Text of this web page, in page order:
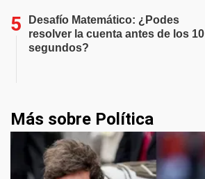
Desafío Matemático: ¿Podes
resolver la cuenta antes de los 10
segundos?
Más sobre Política